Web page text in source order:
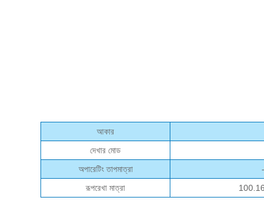
আকার
দেখার মোড
অপারেটিং তাপমাত্রা
রূপরেখা মাত্রা